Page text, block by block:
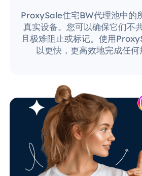
ProxySale住宅BW代理池中的
真实设备。您可以确保它们不
且极难阻止或标记。使用
以更快，更高效地完成任何